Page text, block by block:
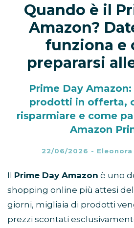
Quando è il
Amazon?
funziona e
prepararsi
Prime Day
prodotti in offerta,
risparmiare e come
Amazon
22/06/2026 -
Il Prime Day Amazon è uno
shopping online più attesi
giorni, migliaia di prodotti
prezzi scontati